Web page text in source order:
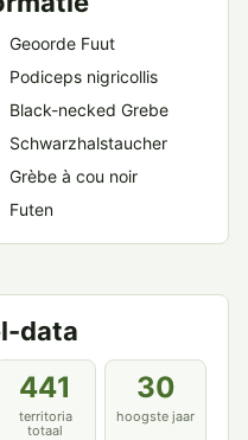
Geoorde Fuut
Podiceps nigricollis
Black-necked Grebe
Schwarzhalstaucher
Grèbe à cou noir
Futen
data
441
territoria
totaal
30
hoogste jaar